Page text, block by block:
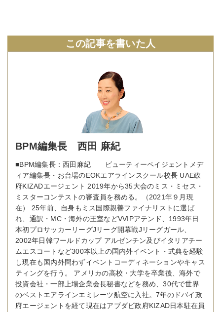
この記事を書いた人
BPM編集長 西田 麻紀
■BPM編集長：西田麻紀 ビューティーペイジェントメデ
ィア編集長・お台場のEOKエアラインスクール校長 UAE政
府KIZADエージェント 2019年から35大会のミス・ミセス・
ミスターコンテストの審査員を務める。（2021年９月現
在） 25年前、自身もミス国際親善ファイナリストに選ば
れ、通訳・MC・海外の王室などVVIPアテンド、1993年日
本初プロサッカーリーグJリーグ開幕戦Jリーグガール、
2002年日韓ワールドカップ アルゼンチン及びイタリアチー
ムエスコートなど300本以上の国内外イベント・式典を経験
し現在も国内外問わずイベントコーディネーションやキャス
ティングを行う。 アメリカの高校・大学を卒業後、海外で
投資会社・一部上場企業会長秘書などを務め、30代で世界
のベストエアラインエミレーツ航空に入社。7年のドバイ政
府エージェントを経て現在はアブダビ政府KIZAD日本駐在員